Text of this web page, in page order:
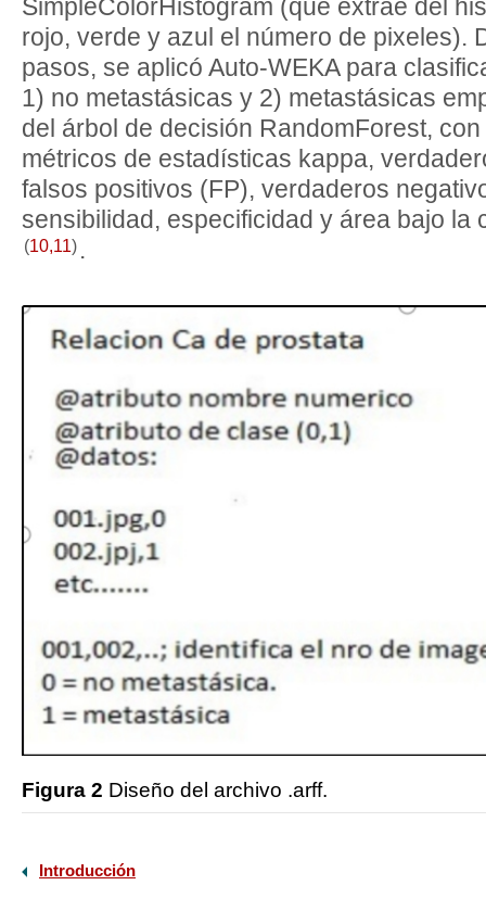
SimpleColorHistogram (que extrae del
rojo, verde y azul el número de pixeles).
pasos, se aplicó Auto-WEKA para
1) no metastásicas y 2) metastásicas
del árbol de decisión RandomForest,
métricos de estadísticas kappa,
falsos positivos (FP), verdaderos
sensibilidad, especificidad y área bajo la
(10,11) .
Figura 2 Diseño del archivo .arff.
Introducción